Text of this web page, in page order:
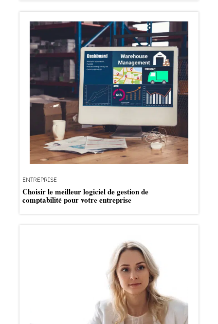
ENTREPRISE
Choisir le meilleur logiciel de gestion de
comptabilité pour votre entreprise